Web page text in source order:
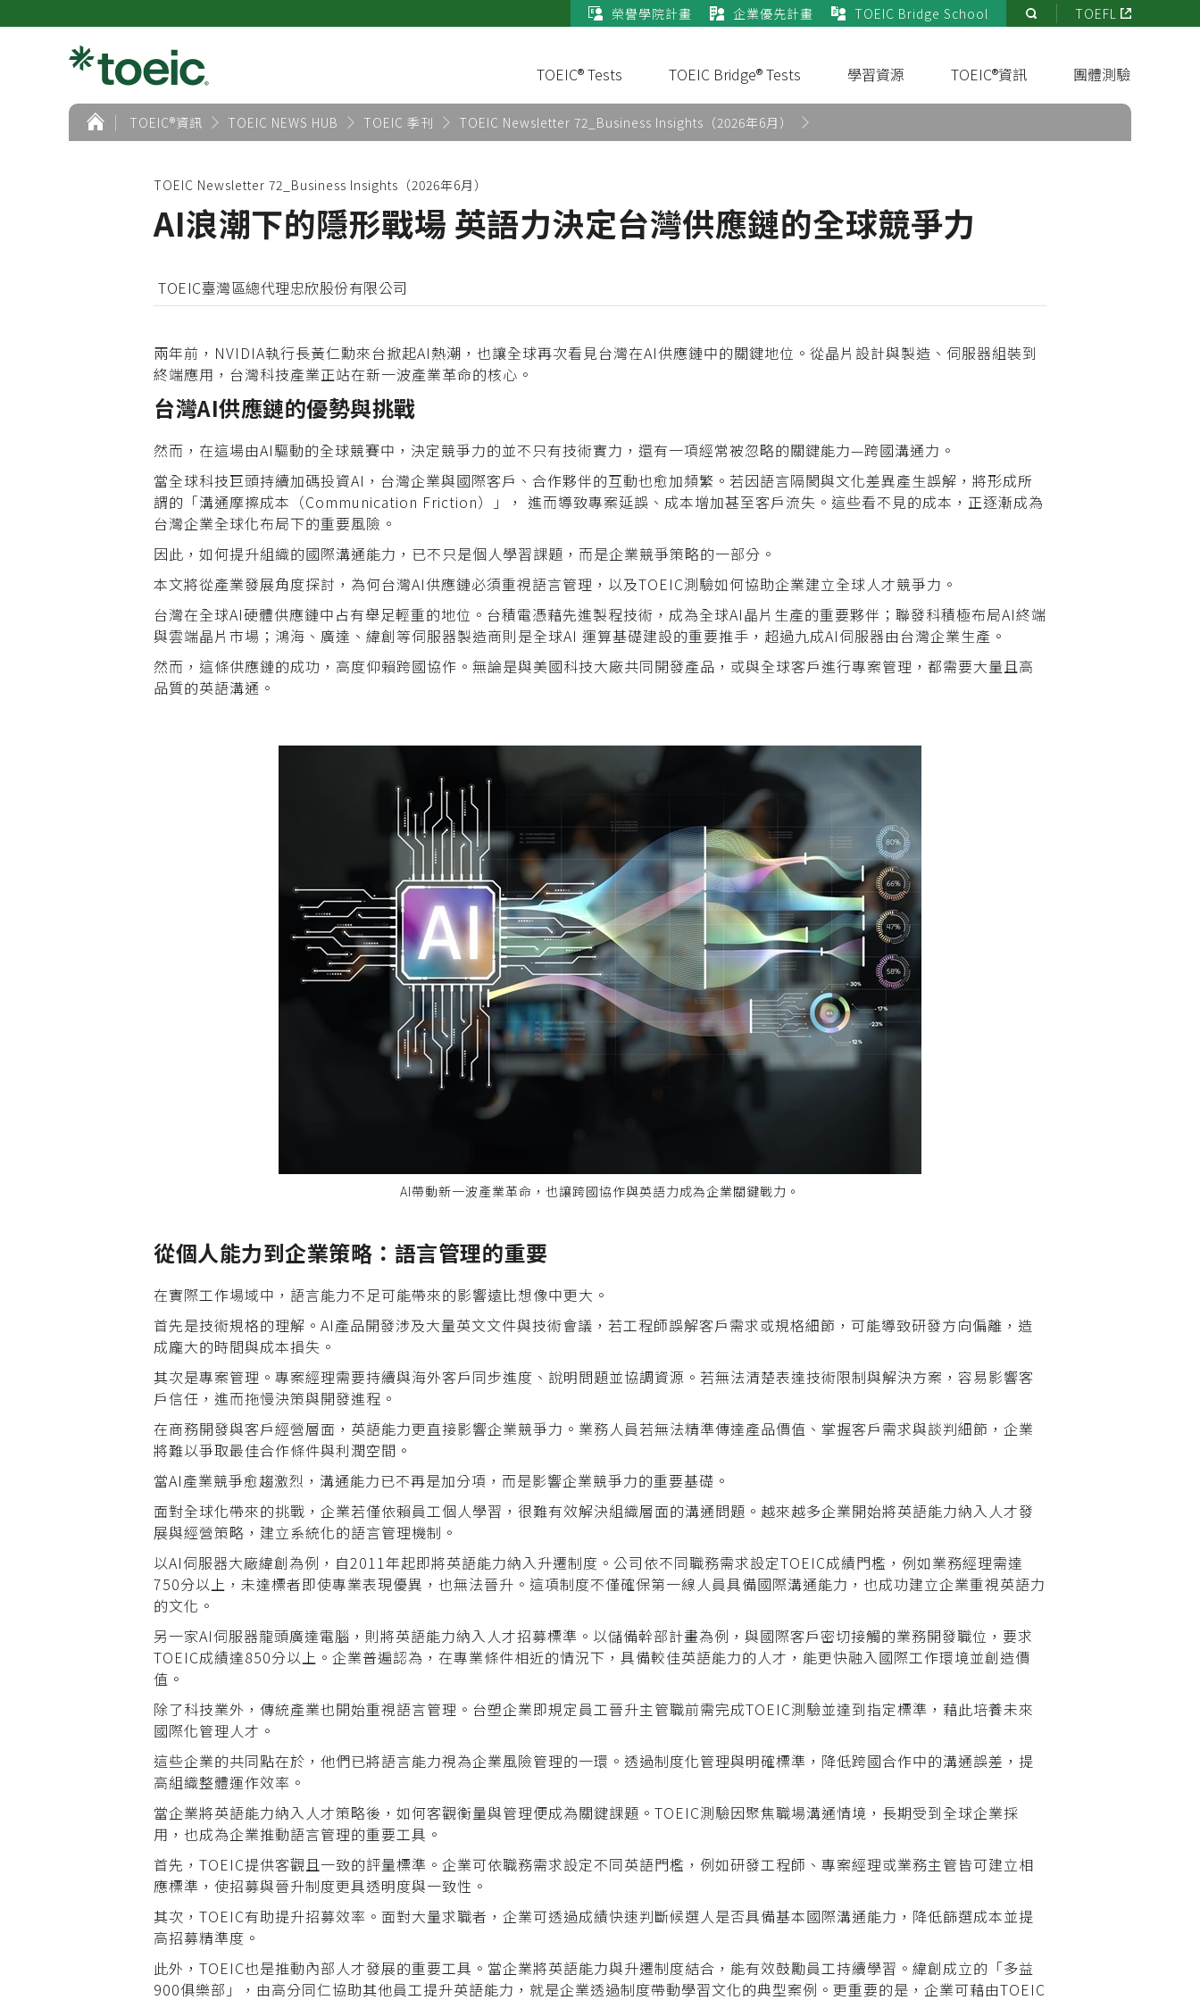
榮譽學院計畫 企業優先計畫 TOEIC Bridge School
站
TOEFL
TOEIC® Tests TOEIC Bridge® Tests 學習資源 TOEIC®資訊 團體測驗
首
頁
TOEIC®資訊 TOEIC NEWS HUB TOEIC 季刊 TOEIC Newsletter 72_Business Insights（2026年6月）
TOEIC Newsletter 72_Business Insights（2026年6月）
AI浪潮下的隱形戰場 英語力決定台灣供應鏈的全球競爭力
TOEIC臺灣區總代理忠欣股份有限公司
兩年前，NVIDIA執行長黃仁勳來台掀起AI熱潮，也讓全球再次看見台灣在AI供應鏈中的關鍵地位。從晶片設計與製造、伺服器組裝到
終端應用，台灣科技產業正站在新一波產業革命的核心。
台灣AI供應鏈的優勢與挑戰
然而，在這場由AI驅動的全球競賽中，決定競爭力的並不只有技術實力，還有一項經常被忽略的關鍵能力—跨國溝通力。
當全球科技巨頭持續加碼投資AI，台灣企業與國際客戶、合作夥伴的互動也愈加頻繁。若因語言隔閡與文化差異產生誤解，將形成所
謂的「溝通摩擦成本（Communication Friction）」， 進而導致專案延誤、成本增加甚至客戶流失。這些看不見的成本，正逐漸成為
台灣企業全球化布局下的重要風險。
因此，如何提升組織的國際溝通能力，已不只是個人學習課題，而是企業競爭策略的一部分。
本文將從產業發展角度探討，為何台灣AI供應鏈必須重視語言管理，以及TOEIC測驗如何協助企業建立全球人才競爭力。
台灣在全球AI硬體供應鏈中占有舉足輕重的地位。台積電憑藉先進製程技術，成為全球AI晶片生產的重要夥伴；聯發科積極布局AI終端
與雲端晶片市場；鴻海、廣達、緯創等伺服器製造商則是全球AI 運算基礎建設的重要推手，超過九成AI伺服器由台灣企業生產。
然而，這條供應鏈的成功，高度仰賴跨國協作。無論是與美國科技大廠共同開發產品，或與全球客戶進行專案管理，都需要大量且高
品質的英語溝通。
AI帶動新一波產業革命，也讓跨國協作與英語力成為企業關鍵戰力。
從個人能力到企業策略：語言管理的重要
在實際工作場域中，語言能力不足可能帶來的影響遠比想像中更大。
首先是技術規格的理解。AI產品開發涉及大量英文文件與技術會議，若工程師誤解客戶需求或規格細節，可能導致研發方向偏離，造
成龐大的時間與成本損失。
其次是專案管理。專案經理需要持續與海外客戶同步進度、說明問題並協調資源。若無法清楚表達技術限制與解決方案，容易影響客
戶信任，進而拖慢決策與開發進程。
在商務開發與客戶經營層面，英語能力更直接影響企業競爭力。業務人員若無法精準傳達產品價值、掌握客戶需求與談判細節，企業
將難以爭取最佳合作條件與利潤空間。
當AI產業競爭愈趨激烈，溝通能力已不再是加分項，而是影響企業競爭力的重要基礎。
面對全球化帶來的挑戰，企業若僅依賴員工個人學習，很難有效解決組織層面的溝通問題。越來越多企業開始將英語能力納入人才發
展與經營策略，建立系統化的語言管理機制。
以AI伺服器大廠緯創為例，自2011年起即將英語能力納入升遷制度。公司依不同職務需求設定TOEIC成績門檻，例如業務經理需達
750分以上，未達標者即使專業表現優異，也無法晉升。這項制度不僅確保第一線人員具備國際溝通能力，也成功建立企業重視英語力
的文化。
另一家AI伺服器龍頭廣達電腦，則將英語能力納入人才招募標準。以儲備幹部計畫為例，與國際客戶密切接觸的業務開發職位，要求
TOEIC成績達850分以上。企業普遍認為，在專業條件相近的情況下，具備較佳英語能力的人才，能更快融入國際工作環境並創造價
值。
除了科技業外，傳統產業也開始重視語言管理。台塑企業即規定員工晉升主管職前需完成TOEIC測驗並達到指定標準，藉此培養未來
國際化管理人才。
這些企業的共同點在於，他們已將語言能力視為企業風險管理的一環。透過制度化管理與明確標準，降低跨國合作中的溝通誤差，提
高組織整體運作效率。
當企業將英語能力納入人才策略後，如何客觀衡量與管理便成為關鍵課題。TOEIC測驗因聚焦職場溝通情境，長期受到全球企業採
用，也成為企業推動語言管理的重要工具。
首先，TOEIC提供客觀且一致的評量標準。企業可依職務需求設定不同英語門檻，例如研發工程師、專案經理或業務主管皆可建立相
應標準，使招募與晉升制度更具透明度與一致性。
其次，TOEIC有助提升招募效率。面對大量求職者，企業可透過成績快速判斷候選人是否具備基本國際溝通能力，降低篩選成本並提
高招募精準度。
此外，TOEIC也是推動內部人才發展的重要工具。當企業將英語能力與升遷制度結合，能有效鼓勵員工持續學習。緯創成立的「多益
900俱樂部」，由高分同仁協助其他員工提升英語能力，就是企業透過制度帶動學習文化的典型案例。更重要的是，企業可藉由TOEIC